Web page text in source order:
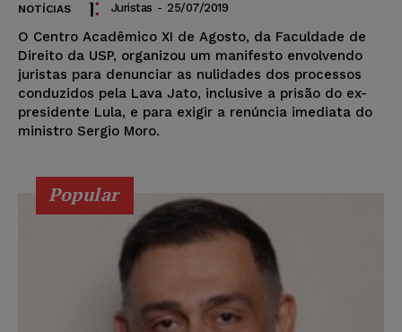
NOTÍCIAS Juristas - 25/07/2019
O Centro Acadêmico XI de Agosto, da Faculdade de
Direito da USP, organizou um manifesto envolvendo
juristas para denunciar as nulidades dos processos
conduzidos pela Lava Jato, inclusive a prisão do ex-
presidente Lula, e para exigir a renúncia imediata do
ministro Sergio Moro.
Popular